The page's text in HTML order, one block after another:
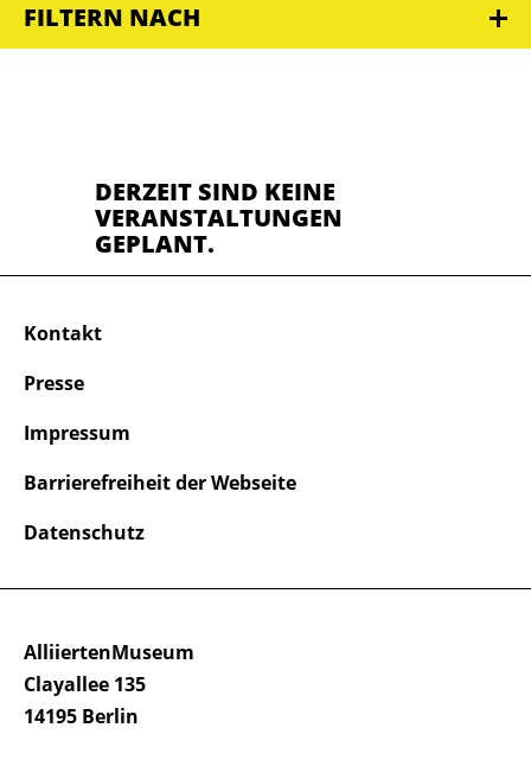
FILTERN NACH
DERZEIT SIND KEINE
VERANSTALTUNGEN
GEPLANT.
AlliiertenMuseum
Clayallee 135
14195 Berlin
Kontakt
Presse
Impressum
Barrierefreiheit der Webseite
Datenschutz